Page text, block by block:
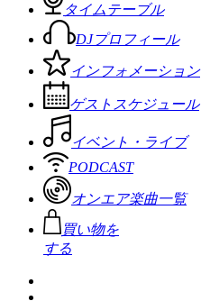
タイムテーブル
DJプロフィール
インフォメーション
ゲストスケジュール
イベント・ライブ
PODCAST
オンエア楽曲一覧
買い物を
する